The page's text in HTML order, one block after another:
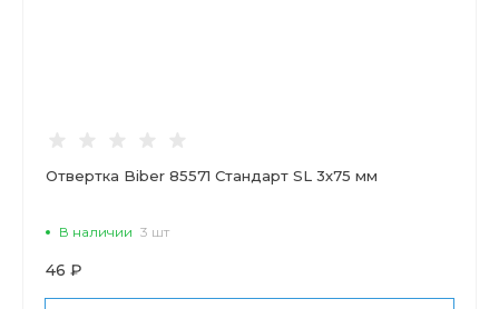
Отвертка Biber 85571 Стандарт SL 3х75 мм
В наличии 3 шт
46 ₽